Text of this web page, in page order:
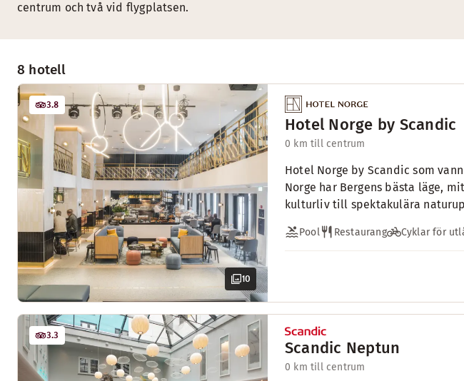
8 hotell
10
3.8
Hotel Norge by Scandic
0 km till centrum
Hotel Norge by Scandic som
Norge har Bergens bästa läge,
kulturliv till spektakulära
Pool Restaurang Cyklar för
3.3
Scandic Neptun
0 km till centrum
centrum och två vid flygplatsen.